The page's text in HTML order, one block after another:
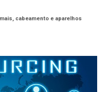
cabeamento e aparelhos